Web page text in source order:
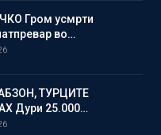
Гром усмрти
во…
ТУРЦИТЕ
Дури 25.000…